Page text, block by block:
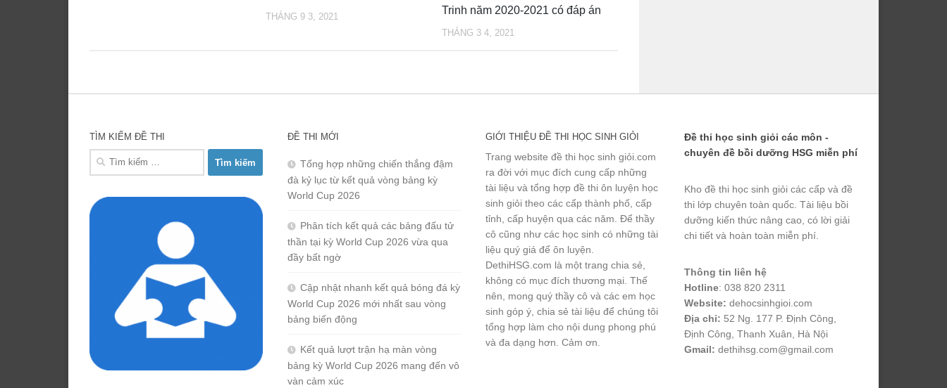
THÁNG 9 3, 2021
Trinh năm 2020-2021 có đáp án
THÁNG 3 4, 2021
TÌM KIẾM ĐỀ THI
Tìm
kiếm
ĐỀ THI MỚI
Tổng hợp những chiến thắng đậm
đà kỷ lục từ kết quả vòng bảng kỳ
World Cup 2026
Phân tích kết quả các bảng đấu tử
thần tại kỳ World Cup 2026 vừa qua
đầy bất ngờ
Cập nhật nhanh kết quả bóng đá kỳ
World Cup 2026 mới nhất sau vòng
bảng biến động
Kết quả lượt trận hạ màn vòng
bảng kỳ World Cup 2026 mang đến vô
vàn cảm xúc
GIỚI THIỆU ĐỀ THI HỌC SINH GIỎI
Trang website đề thi học sinh giỏi.com
ra đời với mục đích cung cấp những
tài liệu và tổng hợp đề thi ôn luyện học
sinh giỏi theo các cấp thành phố, cấp
tỉnh, cấp huyện qua các năm. Để thầy
cô cũng như các học sinh có những tài
liệu quý giá để ôn luyện.
DethiHSG.com là một trang chia sẻ,
không có mục đích thương mại. Thế
nên, mong quý thầy cô và các em học
sinh góp ý, chia sẻ tài liệu để chúng tôi
tổng hợp làm cho nội dung phong phú
và đa dạng hơn. Cảm ơn.
Đề thi học sinh giỏi các môn -
chuyên đề bồi dưỡng HSG miễn phí
Kho đề thi học sinh giỏi các cấp và đề
thi lớp chuyên toàn quốc. Tài liệu bồi
dưỡng kiến thức nâng cao, có lời giải
chi tiết và hoàn toàn miễn phí.
Thông tin liên hệ
Hotline: 038 820 2311
Website: dehocsinhgioi.com
Địa chỉ: 52 Ng. 177 P. Định Công,
Định Công, Thanh Xuân, Hà Nội
Gmail: dethihsg.com@gmail.com